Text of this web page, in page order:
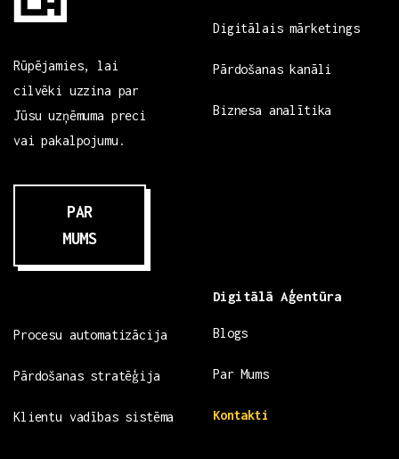
Rūpējamies, lai
cilvēki uzzina par
Jūsu uzņēmuma preci
vai pakalpojumu.
PAR
MUMS
Digitālais mārketings
Pārdošanas kanāli
Biznesa analītika
Procesu automatizācija
Pārdošanas stratēģija
Klientu vadības sistēma
Digitālā Aģentūra
Blogs
Par Mums
Kontakti